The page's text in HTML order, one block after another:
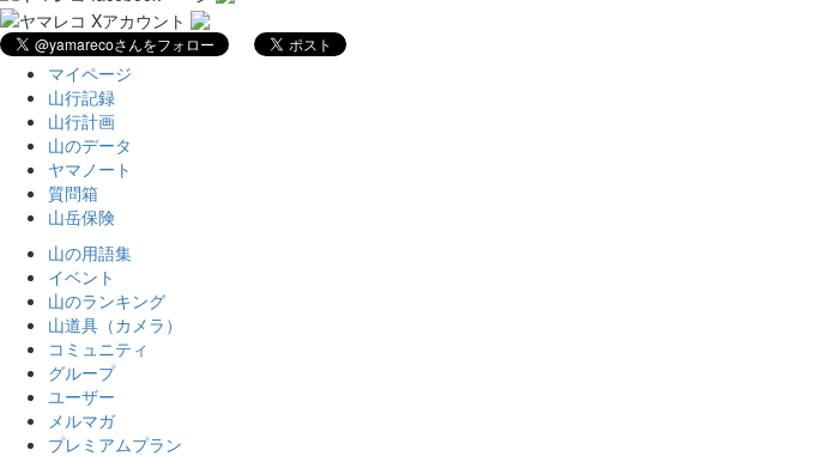
マイページ
山行記録
山行計画
山のデータ
ヤマノート
質問箱
山岳保険
山の用語集
イベント
山のランキング
山道具（カメラ）
コミュニティ
グループ
ユーザー
メルマガ
プレミアムプラン